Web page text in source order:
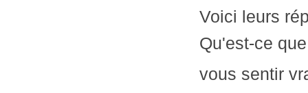
Voici leurs
Qu'est-ce
vous sentir